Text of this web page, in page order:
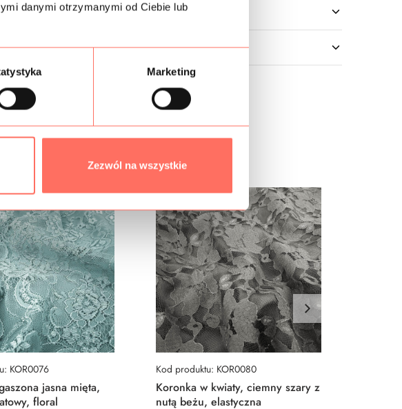
danymi otrzymanymi od Ciebie lub
Marketing
Zezwól na wszystkie
KOR0076
jasna mięta,
floral
Kod produktu: KOR0080
Koronka w kwiaty, ciemny szary z
nutą beżu, elastyczna